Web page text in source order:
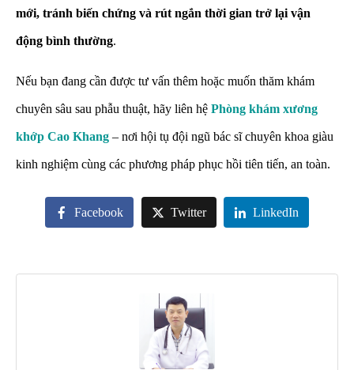
mới, tránh biến chứng và rút ngắn thời gian trở lại vận
động bình thường.
Nếu bạn đang cần được tư vấn thêm hoặc muốn thăm khám
chuyên sâu sau phẫu thuật, hãy liên hệ Phòng khám xương
khớp Cao Khang – nơi hội tụ đội ngũ bác sĩ chuyên khoa giàu
kinh nghiệm cùng các phương pháp phục hồi tiên tiến, an toàn.
Facebook Twitter LinkedIn